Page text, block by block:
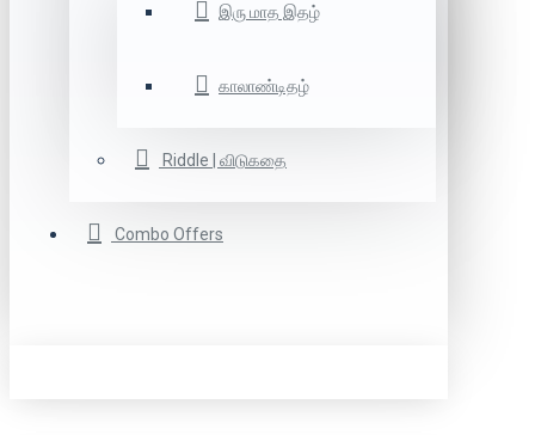
இரு மாத இதழ்
காலாண்டிதழ்
Riddle | விடுகதை
Combo Offers